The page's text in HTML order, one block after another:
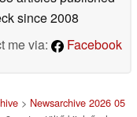
since 2008
me via:
Facebook
> Newsarchive 2026 05